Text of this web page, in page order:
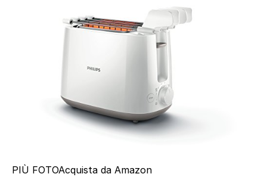
PIÙ FOTOAcquista da Amazon